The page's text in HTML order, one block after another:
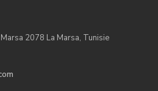
2078 La Marsa, Tunisie